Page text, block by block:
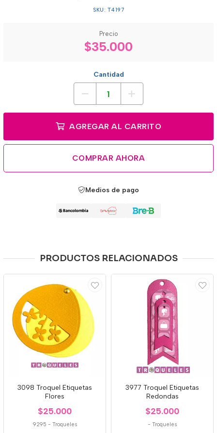
SKU: T4197
Precio
$35.000
Cantidad
AGREGAR AL CARRITO
COMPRAR AHORA
Medios de pago
PRODUCTOS RELACIONADOS
3098 Troquel Etiquetas
Flores
$25.000
9295 - Troqueles
3977 Troquel Etiquetas
Redondas
$25.000
- Troqueles